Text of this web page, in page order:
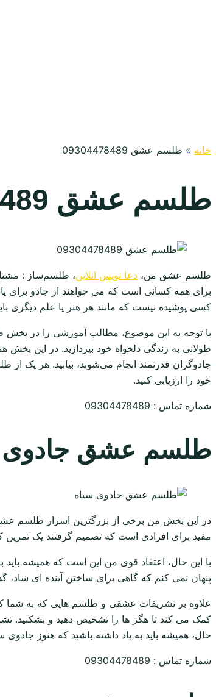
خانه » طلسم عشق 09304478489
طلسم عشق 09304478489
طلسم عشق من، دعا نویس انلاین، طلسم‌ساز :
برای همه کسانی است که می خواهند از جادو برای
کسی پوشیده نیست که مانند هر هنر یا علم دیگری
با توجه به این موضوع، مطالب آموزشی را در بخش
طولانی به زندگی دلخواه خود بپردازید. در این
جادوگران قدرتمند انجام می‌شوند، بیابید. هر یک
خود را ارزیابی کنید.
شماره تماس : 09304478489
طلسم عشق جادوی
در این بخش من برخی از بزرگترین اسرار طلسم
مفید برای افرادی است که تصمیم گرفتند یک
با این حال، اعتقاد قوی من این است که همیشه باید
پنهان نمی کنم که گاهی برای ساختن آینده ای
علاوه بر تشریفات عشقی و طلسم هایی که به شما
کمک می کند تا هگز ها را تشخیص دهید و بشکنید.
حال، همیشه باید به یاد داشته باشید که هنوز جادوی
شماره تماس : 09304478489